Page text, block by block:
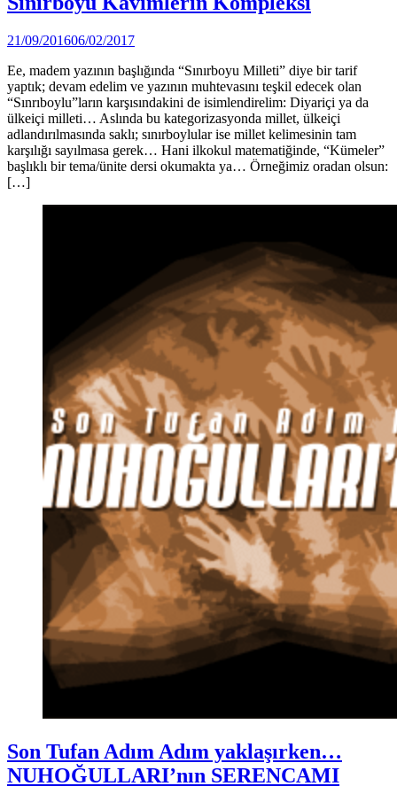
in
by
Yozgat
21/09/201606/02/2017
Ee, madem yazının başlığında “Sınırboyu Milleti” diye bir tarif
yaptık; devam edelim ve yazının muhtevasını teşkil edecek olan
“Sınrıboylu”ların karşısındakini de isimlendirelim: Diyariçi ya da
ülkeiçi milleti… Aslında bu kategorizasyonda millet, ülkeiçi
adlandırılmasında saklı; sınırboylular ise millet kelimesinin tam
karşılığı sayılmasa gerek… Hani ilkokul matematiğinde, “Kümeler”
başlıklı bir tema/ünite dersi okumakta ya… Örneğimiz oradan olsun:
[…]
Posted
in
Dünya ,
Türkiye
Son Tufan Adım Adım yaklaşırken…
NUHOĞULLARI’nın SERENCAMI